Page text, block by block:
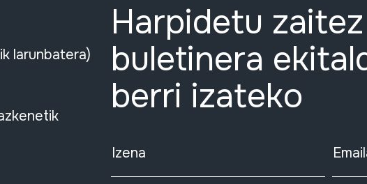
larunbatera)
Harpidetu
buletinera
berri izateko
Izena